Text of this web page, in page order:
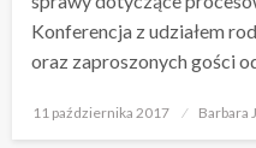
Konferencja z udziałem
oraz zaproszonych gości
Opublikowane
11 października 2017 Barbara